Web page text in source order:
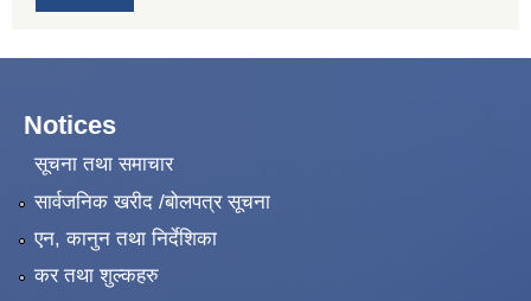
Notices
सूचना तथा समाचार
सार्वजनिक खरीद /बोलपत्र सूचना
एन, कानुन तथा निर्देशिका
कर तथा शुल्कहरु